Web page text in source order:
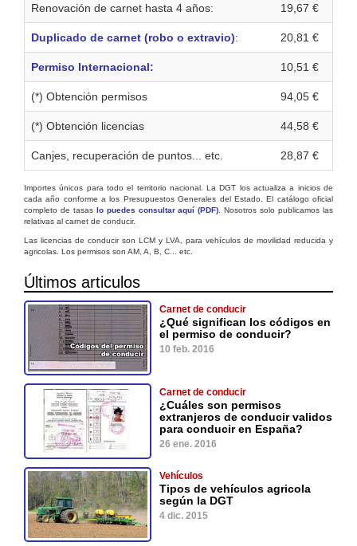
Renovación de carnet hasta 4 años: 19,67 €
Duplicado de carnet (robo o extravio): 20,81 €
Permiso Internacional: 10,51 €
(*) Obtención permisos 94,05 €
(*) Obtención licencias 44,58 €
Canjes, recuperación de puntos... etc. 28,87 €
Importes únicos para todo el territorio nacional. La DGT los actualiza a inicios de
cada año conforme a los Presupuestos Generales del Estado. El catálogo oficial
completo de tasas lo puedes consultar aquí (PDF) . Nosotros solo publicamos las
relativas al carnet de conducir.
Las licencias de conducir son LCM y LVA, para vehículos de movilidad reducida y
agricolas. Los permisos son AM, A, B, C... etc.
Últimos articulos
Carnet de conducir
¿Qué significan los códigos en
el permiso de conducir?
10 feb. 2016
Carnet de conducir
¿Cuáles son permisos
extranjeros de conducir validos
para conducir en España?
26 ene. 2016
Vehículos
Tipos de vehículos agricola
según la DGT
4 dic. 2015